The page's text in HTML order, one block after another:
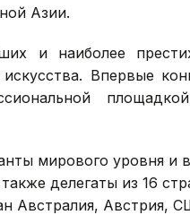
Азии.
и наиболее
Впервые
мирового уровня и
делегаты из 16
Австралия, Австрия,